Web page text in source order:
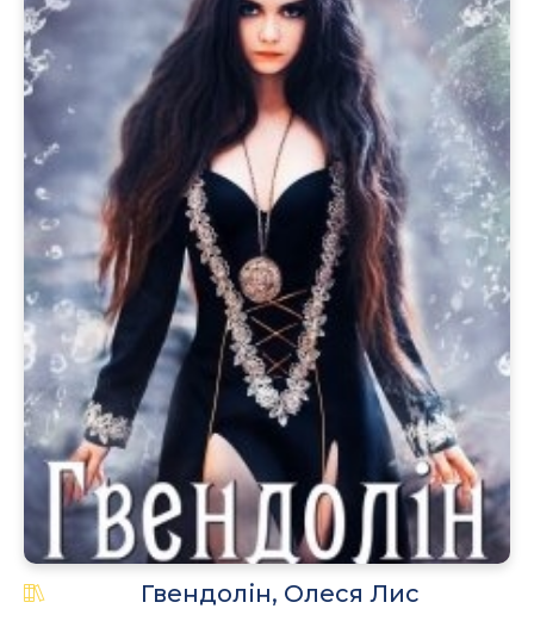
Гвендолін, Олеся Лис